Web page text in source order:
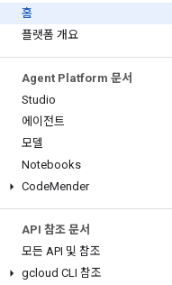
홈
플랫폼 개요
Agent Platform 문서
Studio
에이전트
모델
Notebooks
CodeMender
API 참조 문서
모든 API 및 참조
gcloud CLI 참조